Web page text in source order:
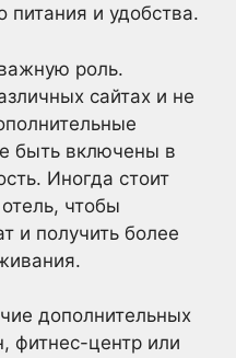
питания и удобства.
роль.
сайтах и не
быть включены в
Иногда стоит
чтобы
и получить более
дополнительных
фитнес-центр или